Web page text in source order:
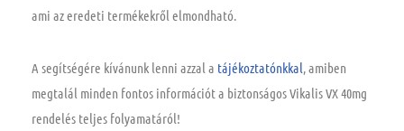
ami az eredeti termékekről elmondható.
A segítségére kívánunk lenni azzal a tájékoztatónkkal, amiben
megtalál minden fontos információt a biztonságos Vikalis VX 40mg
rendelés teljes folyamatáról!